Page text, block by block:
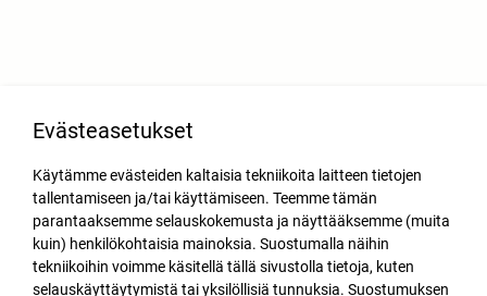
Evästeasetukset
Käytämme evästeiden kaltaisia tekniikoita laitteen tietojen
tallentamiseen ja/tai käyttämiseen. Teemme tämän
parantaaksemme selauskokemusta ja näyttääksemme (muita
kuin) henkilökohtaisia mainoksia. Suostumalla näihin
tekniikoihin voimme käsitellä tällä sivustolla tietoja, kuten
selauskäyttäytymistä tai yksilöllisiä tunnuksia. Suostumuksen